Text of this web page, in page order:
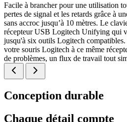
Facile à brancher pour une utilisation
pertes de signal et les retards grâce à
sans accroc jusqu’à 10 mètres. Le
récepteur USB Logitech Unifying qui
jusqu'à six outils Logitech
votre souris Logitech à ce même
de problèmes, un flux de travail tout
Conception durable
Chaque détail compte